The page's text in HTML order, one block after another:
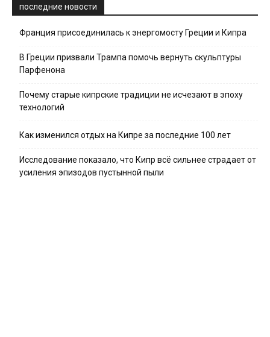
последние новости
Франция присоединилась к энергомосту Греции и Кипра
В Греции призвали Трампа помочь вернуть скульптуры
Парфенона
Почему старые кипрские традиции не исчезают в эпоху
технологий
Как изменился отдых на Кипре за последние 100 лет
Исследование показало, что Кипр всё сильнее страдает от
усиления эпизодов пустынной пыли